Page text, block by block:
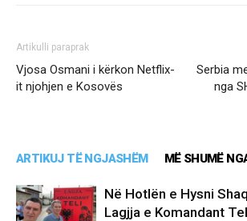
Artikulli paraprak
Vjosa Osmani i kërkon Netflix-
it njohjen e Kosovës
Serbia
nga
ARTIKUJ TË NGJASHËM MË SHUMË
Në Hotlën e Hysni
Lagjja e Komandant